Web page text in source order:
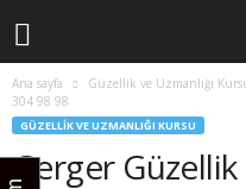
Ana sayfa Güzellik ve Uzmanlığı
304 98 98
GÜZELLIK VE UZMANLIĞI KURSU
Gerger Güzellik